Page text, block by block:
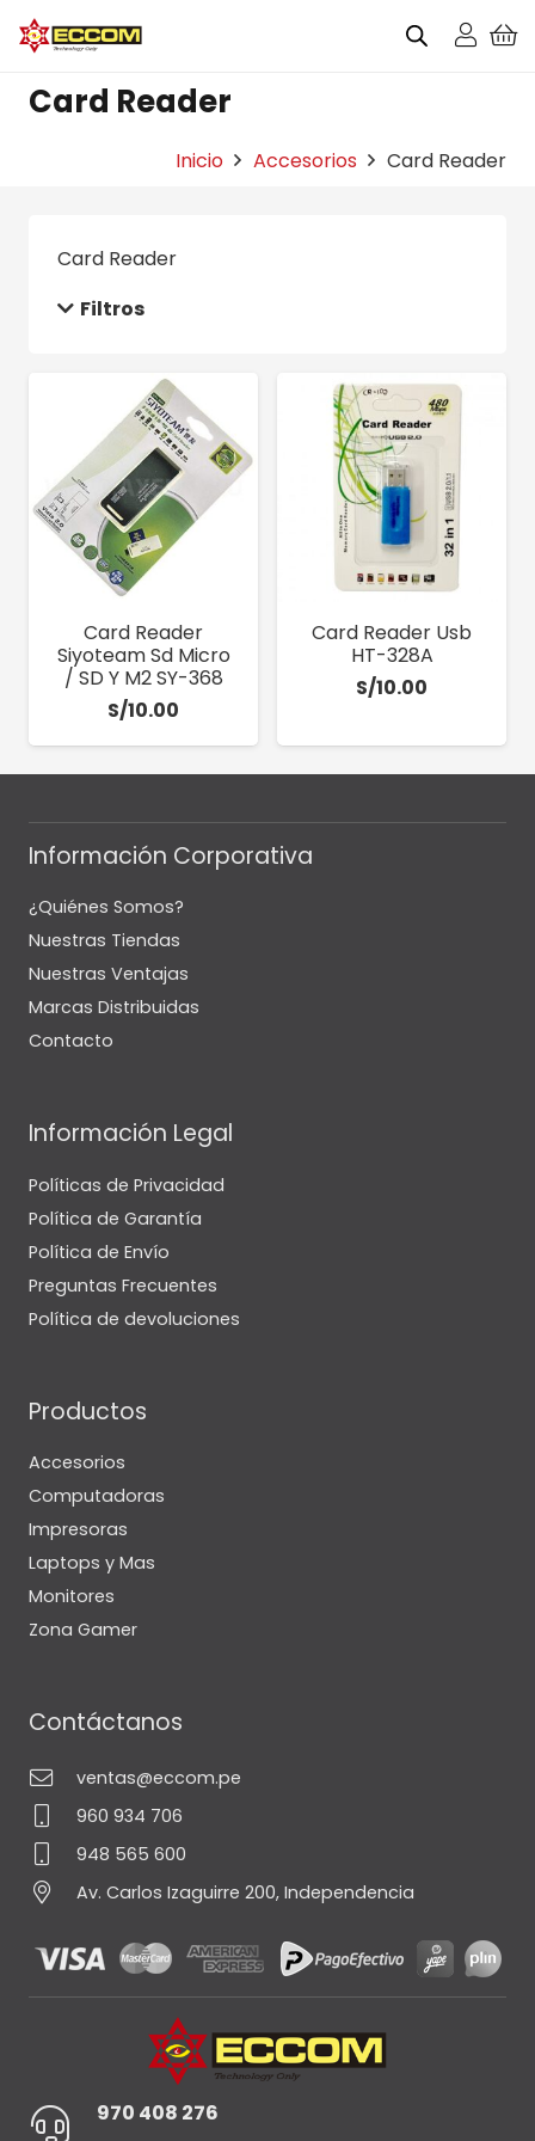
Card Reader
Inicio Accesorios Card Reader
Card Reader
Filtros
Card Reader
Siyoteam Sd Micro
/ SD Y M2 SY-368
S/10.00
Card Reader Usb
HT-328A
S/10.00
Información Corporativa
¿Quiénes Somos?
Nuestras Tiendas
Nuestras Ventajas
Marcas Distribuidas
Contacto
Información Legal
Políticas de Privacidad
Política de Garantía
Política de Envío
Preguntas Frecuentes
Política de devoluciones
Productos
Accesorios
Computadoras
Impresoras
Laptops y Mas
Monitores
Zona Gamer
Contáctanos
ventas@eccom.pe
960 934 706
948 565 600
Av. Carlos Izaguirre 200, Independencia
970 408 276